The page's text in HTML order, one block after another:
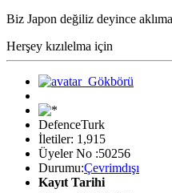
Biz Japon değiliz deyince
Herşey kızılelma için
DefenceTurk
İletiler: 1,915
Üyeler No :50256
Durumu:Çevrimdışı
Kayıt Tarihi